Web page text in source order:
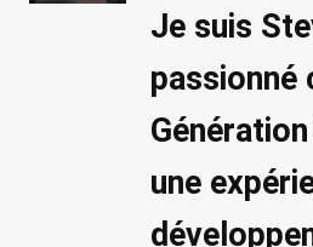
Je suis
passionné
une